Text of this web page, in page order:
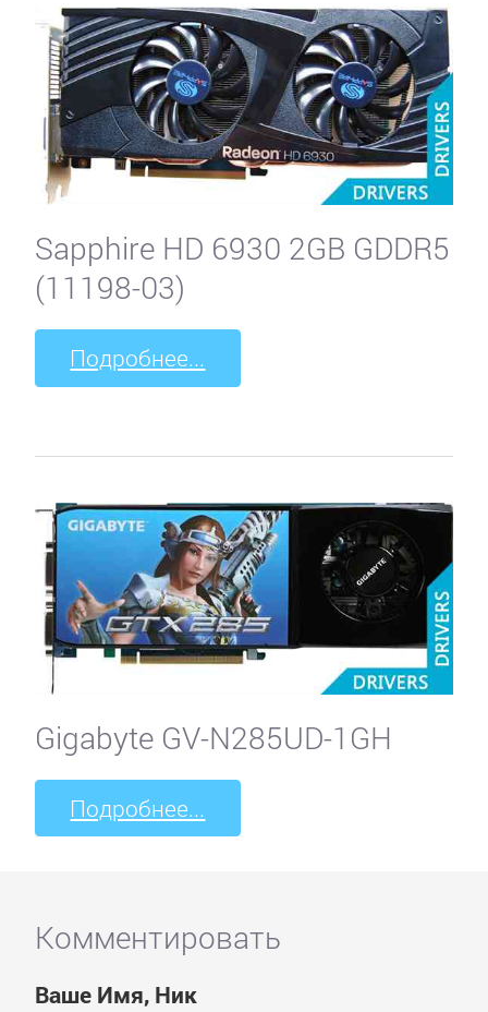
Sapphire HD 6930 2GB GDDR5
(11198-03)
Подробнее...
Gigabyte GV-N285UD-1GH
Подробнее...
Комментировать
Ваше Имя, Ник